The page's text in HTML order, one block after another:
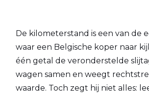
De kilometerstand is een van de
waar een Belgische koper naar
één getal de veronderstelde
wagen samen en weegt
waarde. Toch zegt hij niet alles: